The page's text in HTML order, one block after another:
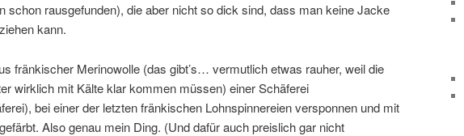
schon rausgefunden), die aber nicht so dick sind, dass man keine Jacke
kann.
fränkischer Merinowolle (das gibt’s… vermutlich etwas rauher, weil die
wirklich mit Kälte klar kommen müssen) einer Schäferei
bei einer der letzten fränkischen Lohnspinnereien versponnen und mit
Also genau mein Ding. (Und dafür auch preislich gar nicht